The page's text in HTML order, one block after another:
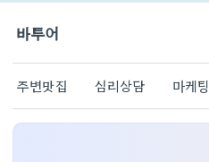
바투어
주변맛집 심리상담 마케팅